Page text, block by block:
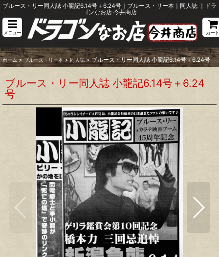
ブルース・リー同人誌 小龍記6.14号＋6.24号｜ブルース・リー本｜同人誌 ｜ドラ
ゴンなお店 今井商店
メニュー カート
ホーム > ブルース・リー本 > 同人誌 > ブルース・リー同人誌 小龍記6.14号＋6.24号
ブルース・リー同人誌 小龍記6.14号＋6.24
号